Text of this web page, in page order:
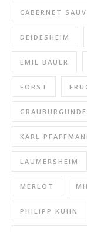
CABERNET
DEIDESHEIM
EMIL BAUER
FORST
KARL
LAUMERSHEIM
MERLOT
PHILIPP KUHN